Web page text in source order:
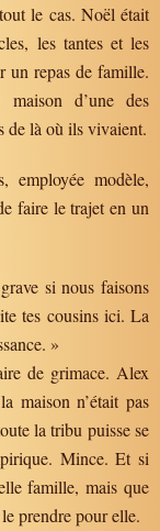
le cas. Noël était
les tantes et les
un repas de famille.
d’une des
de là où ils vivaient.
modèle,
faire le trajet en un
si nous faisons
tes cousins ici. La
»
de grimace. Alex
maison n’était pas
la tribu puisse se
Mince. Et si
famille, mais que
prendre pour elle.